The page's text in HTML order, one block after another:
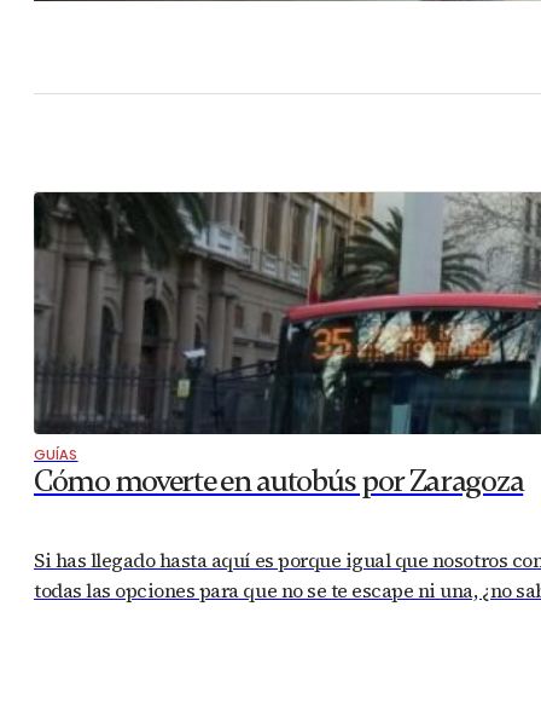
GUÍAS
Cómo moverte en autobús por Zaragoza
Si has llegado hasta aquí es porque igual que nosotros
todas las opciones para que no se te escape ni una, ¿no